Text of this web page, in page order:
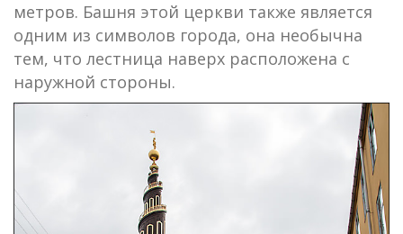
метров. Башня этой церкви также является
одним из символов города, она необычна
тем, что лестница наверх расположена с
наружной стороны.